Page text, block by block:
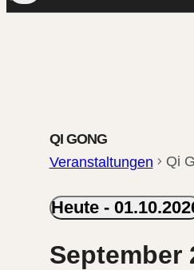
QI GONG
Veranstaltungen
Qi
Heute -
wählen.
September